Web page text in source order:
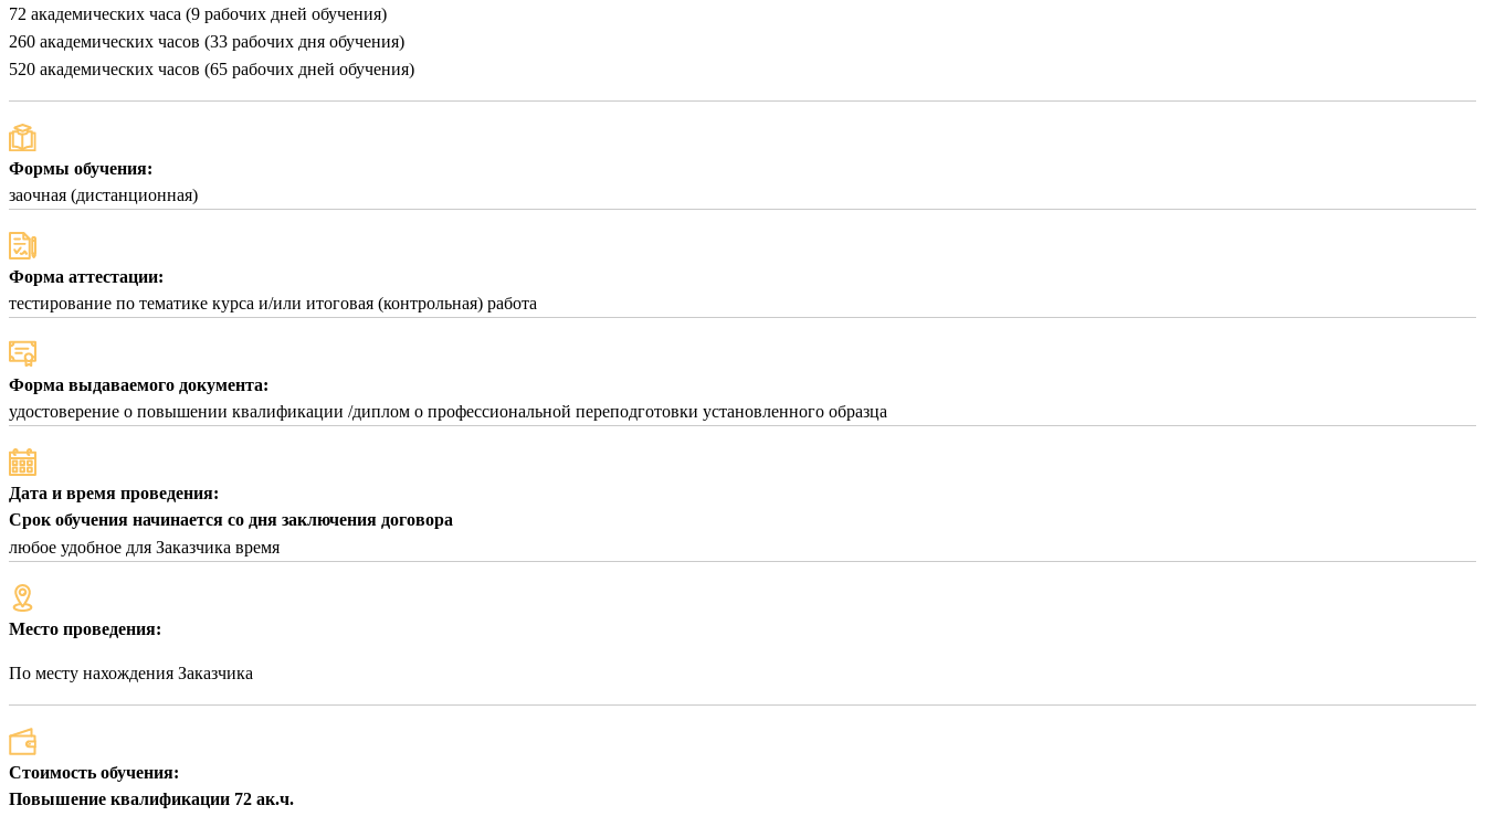
72 академических часа (9 рабочих дней обучения)
260 академических часов (33 рабочих дня обучения)
520 академических часов (65 рабочих дней обучения)
Формы обучения:
заочная (дистанционная)
Форма аттестации:
тестирование по тематике курса и/или итоговая (контрольная) работа
Форма выдаваемого документа:
удостоверение о повышении квалификации /диплом о профессиональной переподготовки установленного образца
Дата и время проведения:
Срок обучения начинается со дня заключения договора
любое удобное для Заказчика время
Место проведения:
По месту нахождения Заказчика
Стоимость обучения:
Повышение квалификации 72 ак.ч.